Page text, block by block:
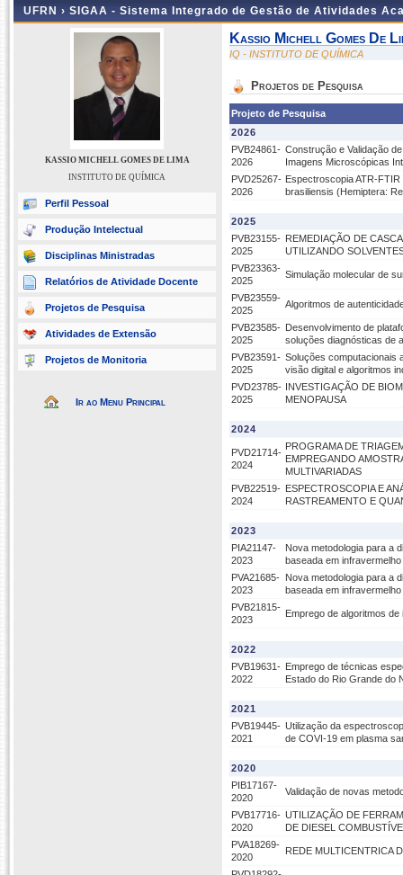
UFRN › SIGAA - Sistema Integrado de Gestão de Atividades
KASSIO MICHELL GOMES DE LIMA
INSTITUTO DE QUÍMICA
Perfil Pessoal
Produção Intelectual
Disciplinas Ministradas
Relatórios de Atividade Docente
Projetos de Pesquisa
Atividades de Extensão
Projetos de Monitoria
Ir ao Menu Principal
Kassio Michell Gomes De
IQ - INSTITUTO DE QUÍMICA
Projetos de Pesquisa
Projeto de Pesquisa
2026
PVB24861-
2026
Construção e Validação
Imagens Microscópicas
PVD25267-
2026
Espectroscopia ATR-
brasiliensis (Hemiptera:
2025
PVB23155-
2025
REMEDIAÇÃO DE
UTILIZANDO
PVB23363-
2025
Simulação molecular de
PVB23559-
2025
Algoritmos de
PVB23585-
2025
Desenvolvimento de
soluções diagnósticas de
PVB23591-
2025
Soluções computacionais
visão digital e algoritmos
PVD23785-
2025
INVESTIGAÇÃO DE
MENOPAUSA
2024
PVD21714-
2024
PROGRAMA DE
EMPREGANDO
MULTIVARIADAS
PVB22519-
2024
ESPECTROSCOPIA E
RASTREAMENTO E
2023
PIA21147-
2023
Nova metodologia para a
baseada em
PVA21685-
2023
Nova metodologia para a
baseada em
PVB21815-
2023
Emprego de algoritmos
2022
PVB19631-
2022
Emprego de técnicas
Estado do Rio Grande do
2021
PVB19445-
2021
Utilização da
de COVI-19 em plasma
2020
PIB17167-
2020
Validação de novas
PVB17716-
2020
UTILIZAÇÃO DE
DE DIESEL
PVA18269-
2020
REDE MULTICENTRICA